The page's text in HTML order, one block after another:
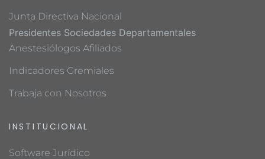
Junta Directiva Nacional
Presidentes Sociedades Departamentales
Anestesiólogos Afiliados
Indicadores Gremiales
Trabaja con Nosotros
INSTITUCIONAL
Software Jurídico